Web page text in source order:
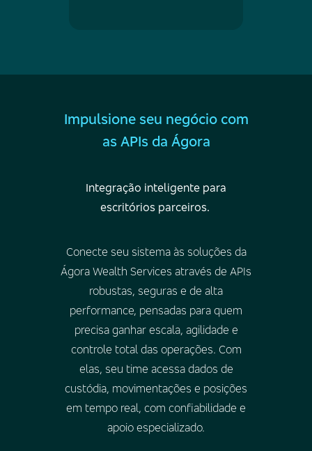
Impulsione seu negócio com
as APIs da Ágora
Integração inteligente para
escritórios parceiros.
Conecte seu sistema às soluções da
Ágora Wealth Services através de APIs
robustas, seguras e de alta
performance, pensadas para quem
precisa ganhar escala, agilidade e
controle total das operações. Com
elas, seu time acessa dados de
custódia, movimentações e posições
em tempo real, com confiabilidade e
apoio especializado.